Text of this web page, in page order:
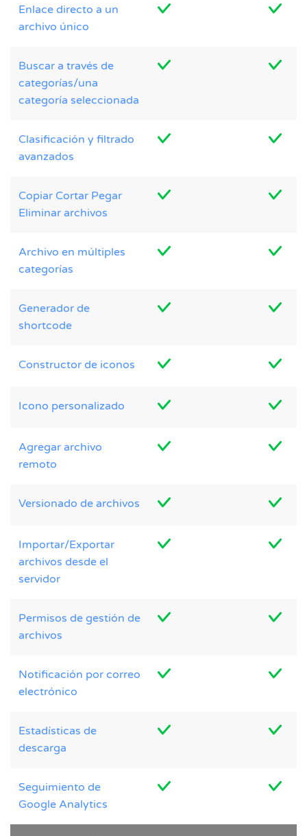
Enlace directo a un
archivo único
Buscar a través de
categorías/una
categoría seleccionada
Clasificación y filtrado
avanzados
Copiar Cortar Pegar
Eliminar archivos
Archivo en múltiples
categorías
Generador de
shortcode
Constructor de iconos
Icono personalizado
Agregar archivo
remoto
Versionado de archivos
Importar/Exportar
archivos desde el
servidor
Permisos de gestión de
archivos
Notificación por correo
electrónico
Estadísticas de
descarga
Seguimiento de
Google Analytics